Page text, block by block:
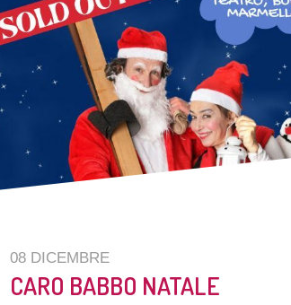
08 DICEMBRE
CARO BABBO NATALE